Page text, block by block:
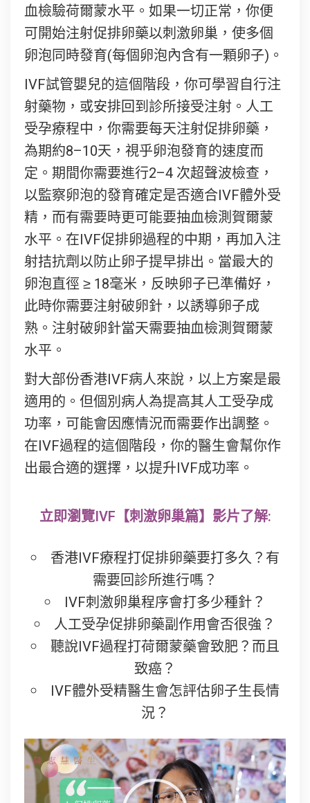
血檢驗荷爾蒙水平。如果一切正常，你便
可開始注射促排卵藥以刺激卵巢，使多個
卵泡同時發育(每個卵泡內含有一顆卵子)。
IVF試管嬰兒的這個階段，你可學習自行注
射藥物，或安排回到診所接受注射。人工
受孕療程中，你需要每天注射促排卵藥，
為期約8–10天，視乎卵泡發育的速度而
定。期間你需要進行2–4 次超聲波檢查，
以監察卵泡的發育確定是否適合IVF體外受
精，而有需要時更可能要抽血檢測賀爾蒙
水平。在IVF促排卵過程的中期，再加入注
射拮抗劑以防止卵子提早排出。當最大的
卵泡直徑 ≥ 18毫米，反映卵子已準備好，
此時你需要注射破卵針，以誘導卵子成
熟。注射破卵針當天需要抽血檢測賀爾蒙
水平。
對大部份香港IVF病人來說，以上方案是最
適用的。但個別病人為提高其人工受孕成
功率，可能會因應情況而需要作出調整。
在IVF過程的這個階段，你的醫生會幫你作
出最合適的選擇，以提升IVF成功率。
立即瀏覽IVF【刺激卵巢篇】影片了解:
香港IVF療程打促排卵藥要打多久？有
需要回診所進行嗎？
IVF刺激卵巢程序會打多少種針？
人工受孕促排卵藥副作用會否很強？
聽說IVF過程打荷爾蒙藥會致肥？而且
致癌？
IVF體外受精醫生會怎評估卵子生長情
況？